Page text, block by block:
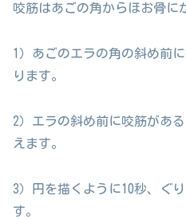
咬筋はあごの角からほお骨に
1）あごのエラの角の斜め前
ります。
2）エラの斜め前に咬筋があ
えます。
3）円を描くように10秒、ぐ
す。